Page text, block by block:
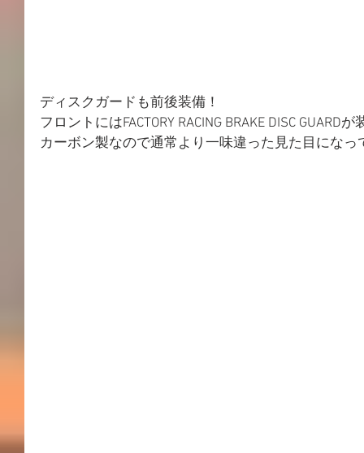
ディスクガードも前後装備！
フロントにはFACTORY RACING BRAKE DISC GUARDが
カーボン製なので通常より一味違った見た目になっ